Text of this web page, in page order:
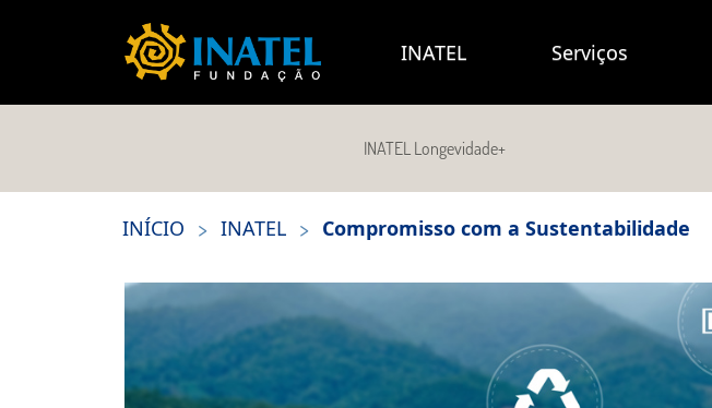
INATEL Serviços
INATEL Longevidade+
INÍCIO > INATEL > Compromisso com a Sustentabilidade